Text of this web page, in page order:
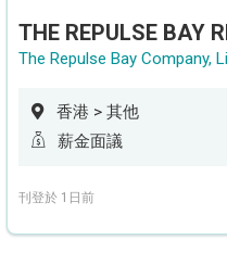
香港 > 其他
薪金面議
刊登於 1日前